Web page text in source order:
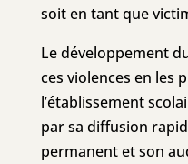
soit en tant que
Le développement
ces violences en les
l’établissement
par sa diffusion
permanent et son